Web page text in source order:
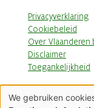
Privacyverklaring
Cookiebeleid
Over
Disclaimer
Toegankelijkheid
NATUUR &
Gebruik
We gebruiken